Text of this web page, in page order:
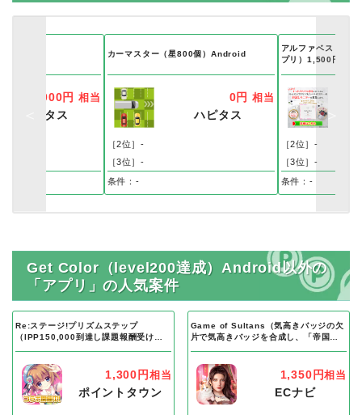
7,000円 相当
ハピタス
カーマスター（星800個）Android
0円 相当
ハピタス
［2位］-
［3位］-
条件：-
アルファベスト生
プリ）1,500円モニ
［2位］-
［3位］-
条件：-
Get Color（level200達成）Android以外の
「アプリ」の人気案件
Re:ステージ!プリズムステップ
（IPP150,000到達し課題報酬受け取
1,300円 相当
ポイントタウン
Game of Sultans（気高きバッジの欠
片で気高きバッジを合成し、「帝国五
1,350円相当
ECナビ